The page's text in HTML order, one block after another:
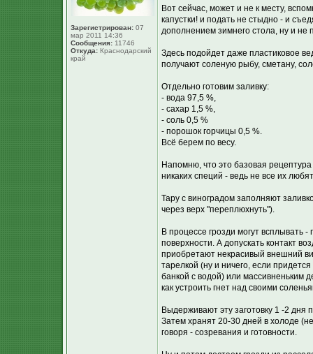
Зарегистрирован: 07
мар 2011 14:36
Сообщения: 11746
Откуда: Краснодарский
край
Вот сейчас, может и не к месту,
капустки! и подать не стыдно - и
дополнением зимнего стола, ну и не
Здесь подойдет даже пластиковое
получают соленую рыбу, сметану,
Отдельно готовим заливку:
- вода 97,5 %,
- сахар 1,5 %,
- соль 0,5 %
- порошок горчицы 0,5 %.
Всё берем по весу.
Напомню, что это базовая
никаких специй - ведь не все их
Тару с виноградом заполняют
через верх "переплюхнуть").
В процессе грозди могут всплывать -
поверхности. А допускать контакт
приобретают некрасивый внешний
тарелкой (ну и ничего, если
банкой с водой) или массивненьким
как устроить гнет над своими
Выдерживают эту заготовку 1 -2 дня
Затем хранят 20-30 дней в холоде
говоря - созревания и готовности.